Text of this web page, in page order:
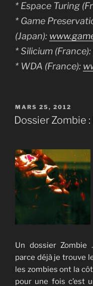
* Espace Turing
* Game
(Japan):
* Silicium (France):
* WDA (France):
PUBLIÉ
LE
MARS 25, 2012
Dossier Zombie :
Un dossier Zombie
parce déjà je trouve
les zombies ont la
pour une fois c’est